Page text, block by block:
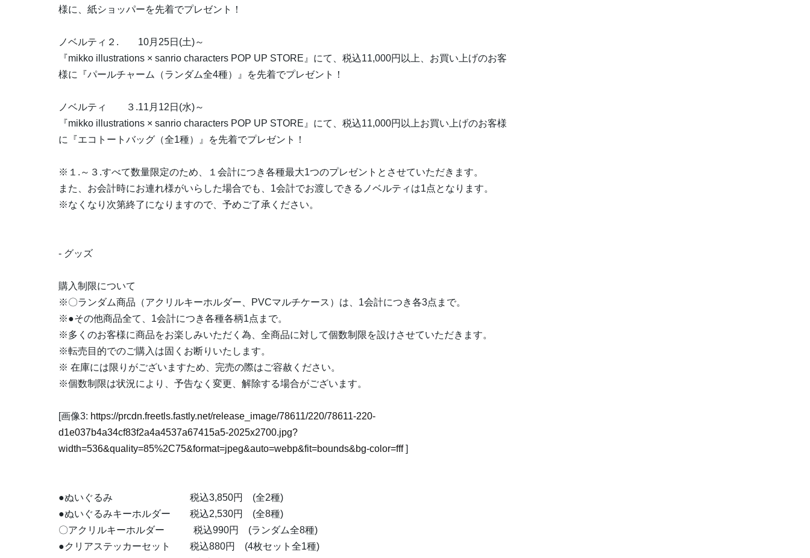
様に、紙ショッパーを先着でプレゼント！
ノベルティ２. 10月25日(土)～
『mikko illustrations × sanrio characters POP UP STORE』にて、税込11,000円以上、お買い上げのお客
様に『パールチャーム（ランダム全4種）』を先着でプレゼント！
ノベルティ ３.11月12日(水)～
『mikko illustrations × sanrio characters POP UP STORE』にて、税込11,000円以上お買い上げのお客様
に『エコトートバッグ（全1種）』を先着でプレゼント！
※１.～３.すべて数量限定のため、１会計につき各種最大1つのプレゼントとさせていただきます。
また、お会計時にお連れ様がいらした場合でも、1会計でお渡しできるノベルティは1点となります。
※なくなり次第終了になりますので、予めご了承ください。
- グッズ
購入制限について
※〇ランダム商品（アクリルキーホルダー、PVCマルチケース）は、1会計につき各3点まで。
※●その他商品全て、1会計につき各種各柄1点まで。
※多くのお客様に商品をお楽しみいただく為、全商品に対して個数制限を設けさせていただきます。
※転売目的でのご購入は固くお断りいたします。
※ 在庫には限りがございますため、完売の際はご容赦ください。
※個数制限は状況により、予告なく変更、解除する場合がございます。
[画像3: https://prcdn.freetls.fastly.net/release_image/78611/220/78611-220-
d1e037b4a34cf83f2a4a4537a67415a5-2025x2700.jpg?
width=536&quality=85%2C75&format=jpeg&auto=webp&fit=bounds&bg-color=fff]
●ぬいぐるみ 税込3,850円 (全2種)
●ぬいぐるみキーホルダー 税込2,530円 (全8種)
〇アクリルキーホルダー 税込990円 (ランダム全8種)
●クリアステッカーセット 税込880円 (4枚セット全1種)